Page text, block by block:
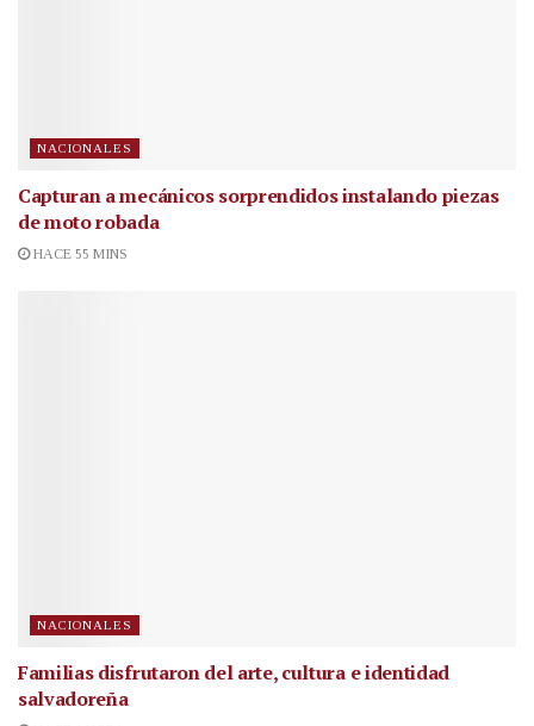
NACIONALES
Capturan a mecánicos sorprendidos instalando piezas
de moto robada
HACE 55 MINS
NACIONALES
Familias disfrutaron del arte, cultura e identidad
salvadoreña